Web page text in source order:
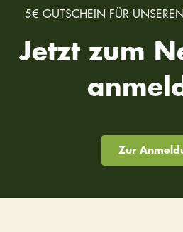
5€ GUTSCHEIN FÜR
Jetzt zum
Zur